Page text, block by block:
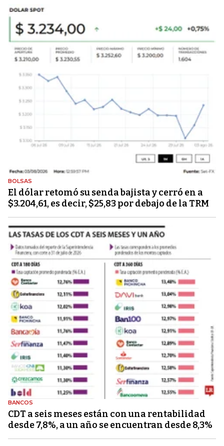
BOLSAS
El dólar retomó su senda bajista y cerró en a
$3.204,61, es decir, $25,83 por debajo de la TRM
BANCOS
CDT a seis meses están con una rentabilidad
desde 7,8%, a un año se encuentran desde 8,3%